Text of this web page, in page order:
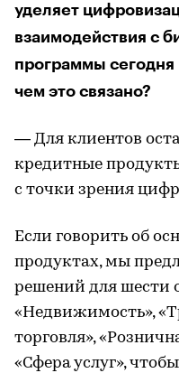
уделяет
взаимодействия с
программы сегодня
чем это связано?
— Для клиентов
кредитные
с точки зрения
Если говорить об
продуктах, мы
решений для шести
«Недвижимость»,
торговля»,
«Сфера услуг»,